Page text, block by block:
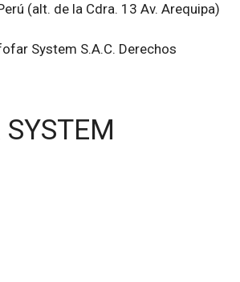
(alt. de la Cdra. 13 Av. Arequipa)
System S.A.C. Derechos
SYSTEM